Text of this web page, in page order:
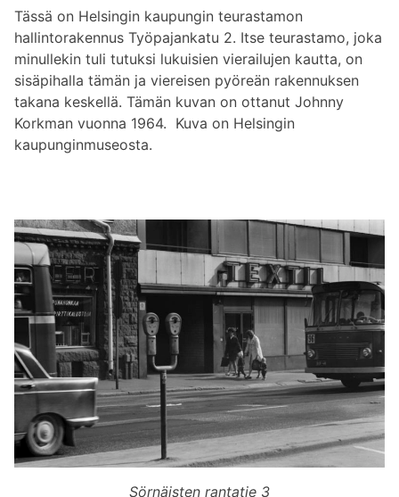
Tässä on Helsingin kaupungin teurastamon
hallintorakennus Työpajankatu 2. Itse teurastamo, joka
minullekin tuli tutuksi lukuisien vierailujen kautta, on
sisäpihalla tämän ja viereisen pyöreän rakennuksen
takana keskellä. Tämän kuvan on ottanut Johnny
Korkman vuonna 1964. Kuva on Helsingin
kaupunginmuseosta.
Sörnäisten rantatie 3